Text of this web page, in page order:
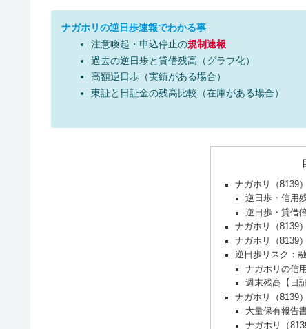
ナガホリの逆日歩速報でわかる事
注意喚起・申込停止の規制速報
過去の逆日歩と貸借残高（グラフ化）
高額逆日歩（実績がある場合）
東証と日証金の残高比較（在庫がある場合）
ナガホリ（8139
逆日歩・信用
逆日歩・貸借
ナガホリ（8139
ナガホリ（8139
逆日歩リスク：
ナガホリの信
週末残高【日
ナガホリ（8139
大量保有報告
ナガホリ（